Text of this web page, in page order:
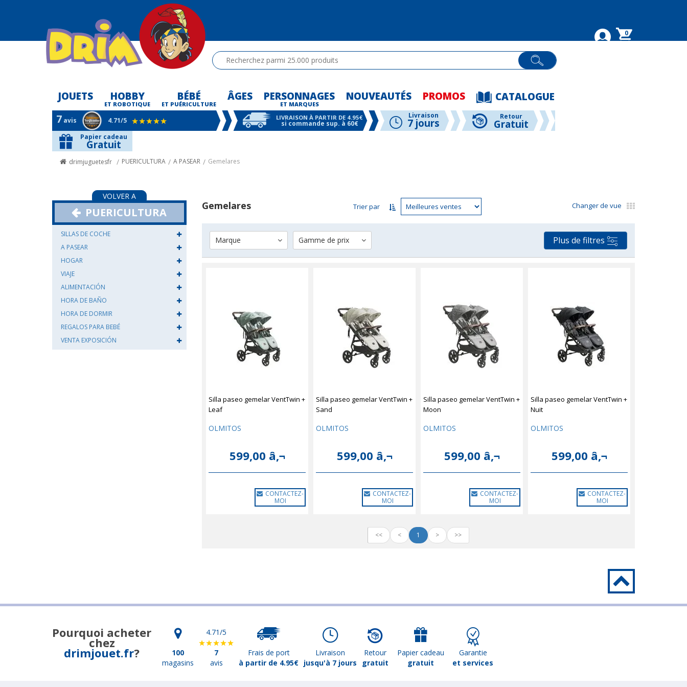
0
JOUETS HOBBY
ET ROBOTIQUE
BÉBÉ
ET PUÉRICULTURE
ÂGES PERSONNAGES
ET MARQUES
NOUVEAUTÉS PROMOS
CATALOGUE
7 avis 4.71/5 LIVRAISON À PARTIR DE 4.95€
si commande sup. à 60€
Livraison
7 jours
Retour
Gratuit
Papier cadeau
Gratuit
drimjuguetesfr PUERICULTURA A PASEAR Gemelares
VOLVER A
PUERICULTURA
SILLAS DE COCHE
A PASEAR
HOGAR
VIAJE
ALIMENTACIÓN
HORA DE BAÑO
HORA DE DORMIR
REGALOS PARA BEBÉ
VENTA EXPOSICIÓN
Gemelares Trier par Changer de vue
Marque Gamme de prix Plus de filtres
Silla paseo gemelar VentTwin +
Leaf
OLMITOS
599,00 â‚¬
CONTACTEZ-
MOI
Silla paseo gemelar VentTwin +
Sand
OLMITOS
599,00 â‚¬
CONTACTEZ-
MOI
Silla paseo gemelar VentTwin +
Moon
OLMITOS
599,00 â‚¬
CONTACTEZ-
MOI
Silla paseo gemelar VentTwin +
Nuit
OLMITOS
599,00 â‚¬
CONTACTEZ-
MOI
<< < 1 > >>
Pourquoi acheter
chez
drimjouet.fr?
100
magasins
4.71/5
7
avis
Frais de port
à partir de 4.95€
Livraison
jusqu'à 7 jours
Retour
gratuit
Papier cadeau
gratuit
Garantie
et services